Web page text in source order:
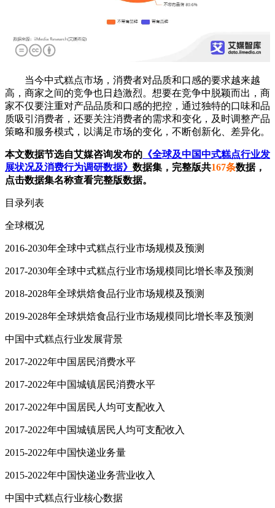
当今中式糕点市场，消费者对品质和口感的要求越来越
高，商家之间的竞争也日趋激烈。想要在竞争中脱颖而出，商
家不仅要注重对产品品质和口感的把控，通过独特的口味和品
质吸引消费者，还要关注消费者的需求和变化，及时调整产品
策略和服务模式，以满足市场的变化，不断创新化、差异化。
本文数据节选自艾媒咨询发布的 《全球及中国中式糕点行业发
展状况及消费行为调研数据》 数据集，完整版共167条数据，
点击数据集名称查看完整版数据。
目录列表
全球概况
2016-2030年全球中式糕点行业市场规模及预测
2017-2030年全球中式糕点行业市场规模同比增长率及预测
2018-2028年全球烘焙食品行业市场规模及预测
2019-2028年全球烘焙食品行业市场规模同比增长率及预测
中国中式糕点行业发展背景
2017-2022年中国居民消费水平
2017-2022年中国城镇居民消费水平
2017-2022年中国居民人均可支配收入
2017-2022年中国城镇居民人均可支配收入
2015-2022年中国快递业务量
2015-2022年中国快递业务营业收入
中国中式糕点行业核心数据